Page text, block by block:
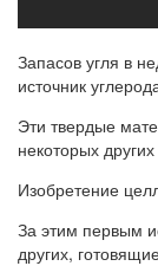
Запасов угля в
источник
Эти твердые
некоторых
Изобретение
За этим первым
других,